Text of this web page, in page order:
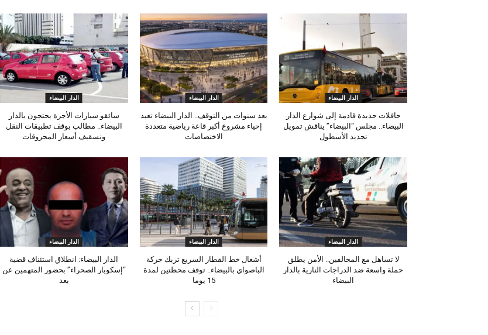
الدار البيضاء
حافلات جديدة قادمة إلى شوارع الدار
البيضاء.. مجلس “البيضاء” يناقش تمويل
تجديد الأسطول
الدار البيضاء
بعد سنوات من التوقف.. الدار البيضاء تعيد
إحياء مشروع أكبر قاعة رياضية متعددة
الاختصاصات
الدار البيضاء
سائقو سيارات الأجرة يحتجون بالدار
البيضاء.. مطالب بوقف تطبيقات النقل
وتسقيف أسعار المحروقات
الدار البيضاء
لا تساهل مع المخالفين.. الأمن يطلق
حملة واسعة ضد الدراجات النارية بالدار
البيضاء
الدار البيضاء
أشغال خط القطار السريع تربك حركة
الباصواي بالبيضاء.. توقف محطتين لمدة
15 يوما
الدار البيضاء
الدار البيضاء: انطلاق استئناف قضية
“إسكوبار الصحراء” بحضور المتهمين عن
بعد